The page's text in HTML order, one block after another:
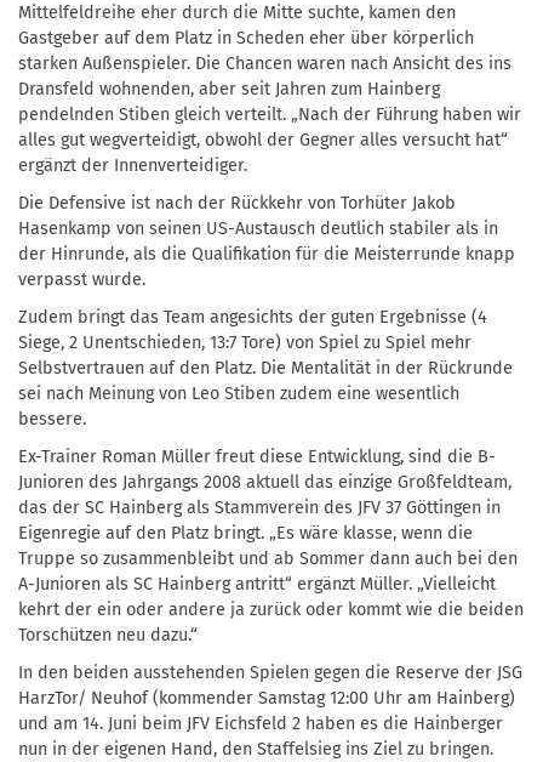
Mittelfeldreihe eher durch die Mitte suchte, kamen den
Gastgeber auf dem Platz in Scheden eher über körperlich
starken Außenspieler. Die Chancen waren nach Ansicht des ins
Dransfeld wohnenden, aber seit Jahren zum Hainberg
pendelnden Stiben gleich verteilt. „Nach der Führung haben wir
alles gut wegverteidigt, obwohl der Gegner alles versucht hat“
ergänzt der Innenverteidiger.
Die Defensive ist nach der Rückkehr von Torhüter Jakob
Hasenkamp von seinen US-Austausch deutlich stabiler als in
der Hinrunde, als die Qualifikation für die Meisterrunde knapp
verpasst wurde.
Zudem bringt das Team angesichts der guten Ergebnisse (4
Siege, 2 Unentschieden, 13:7 Tore) von Spiel zu Spiel mehr
Selbstvertrauen auf den Platz. Die Mentalität in der Rückrunde
sei nach Meinung von Leo Stiben zudem eine wesentlich
bessere.
Ex-Trainer Roman Müller freut diese Entwicklung, sind die B-
Junioren des Jahrgangs 2008 aktuell das einzige Großfeldteam,
das der SC Hainberg als Stammverein des JFV 37 Göttingen in
Eigenregie auf den Platz bringt. „Es wäre klasse, wenn die
Truppe so zusammenbleibt und ab Sommer dann auch bei den
A-Junioren als SC Hainberg antritt“ ergänzt Müller. „Vielleicht
kehrt der ein oder andere ja zurück oder kommt wie die beiden
Torschützen neu dazu.“
In den beiden ausstehenden Spielen gegen die Reserve der JSG
HarzTor/ Neuhof (kommender Samstag 12:00 Uhr am Hainberg)
und am 14. Juni beim JFV Eichsfeld 2 haben es die Hainberger
nun in der eigenen Hand, den Staffelsieg ins Ziel zu bringen.